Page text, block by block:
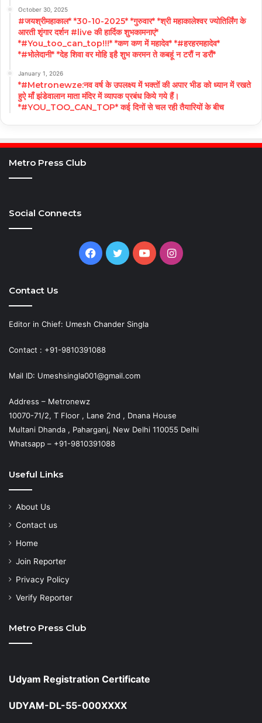
October 30, 2025
#जयश्रीमहाकाल* *30-10-2025* *गुरुवार* *श्री महाकालेश्वर ज्योतिर्लिंग के
आरती शृंगार दर्शन #live की हार्दिक शुभकामनाएं*
*#You_too_can_top!!!* *कण कण में महादेव* *#हरहरमहादेव*
*#भोलेदानी* *देह शिवा वर मोहि इहै शुभ करमन ते कबहूं न टरौं न डरौं*
January 1, 2026
*#Metronewze:नव वर्ष के उपलक्ष्य में भक्तों की अपार भीड को ध्यान में रखते
हुऐ माँ झंडेवालान माता मंदिर में व्यापक प्रबंध किये गये हैं।
*#YOU_TOO_CAN_TOP* कई दिनों से चल रही तैयारियों के बीच
Metro Press Club
Social Connects
Facebook
TwitterYouTubeInstagram
Contact Us
Editor in Chief: Umesh Chander Singla
Contact : +91-9810391088
Mail ID: Umeshsingla001@gmail.com
Address – Metronewz
10070-71/2, T Floor , Lane 2nd , Dnana House
Multani Dhanda , Paharganj, New Delhi 110055 Delhi
Whatsapp – +91-9810391088
Useful Links
About Us
Contact us
Home
Join Reporter
Privacy Policy
Verify Reporter
Metro Press Club
Udyam Registration Certificate
UDYAM-DL-55-000XXXX